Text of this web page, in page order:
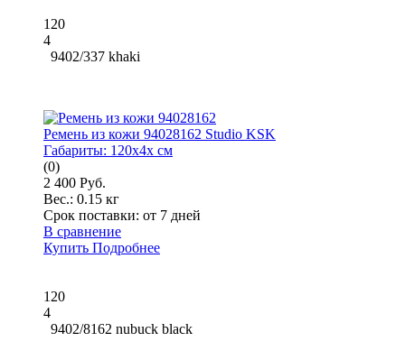
120
4
9402/337 khaki
Ремень из кожи 94028162 Studio KSK
Габариты: 120x4x см
(0)
2 400 Руб.
Вес.: 0.15 кг
Срок поставки: от 7 дней
В сравнение
Купить Подробнее
120
4
9402/8162 nubuck black